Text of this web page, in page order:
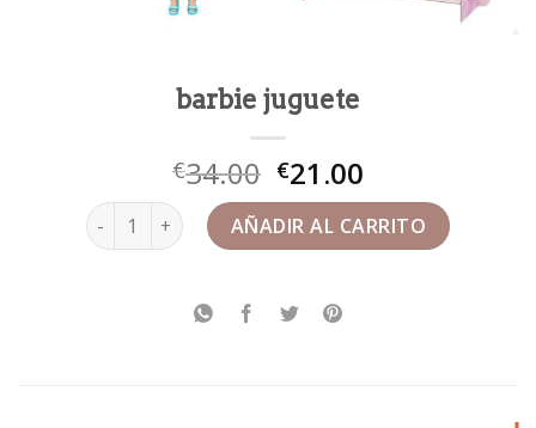
barbie juguete
€34.00 €21.00
barbie juguete cantidadAÑADIR AL CARRITO